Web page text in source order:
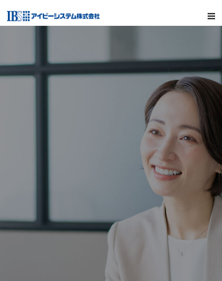
ソリューションツール